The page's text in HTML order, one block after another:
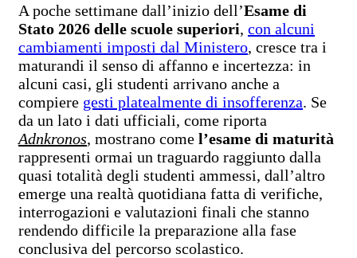
A poche settimane dall’inizio dell’Esame di
Stato 2026 delle scuole superiori, con alcuni
cambiamenti imposti dal Ministero, cresce tra i
maturandi il senso di affanno e incertezza: in
alcuni casi, gli studenti arrivano anche a
compiere gesti platealmente di insofferenza. Se
da un lato i dati ufficiali, come riporta
Adnkronos, mostrano come l’esame di maturità
rappresenti ormai un traguardo raggiunto dalla
quasi totalità degli studenti ammessi, dall’altro
emerge una realtà quotidiana fatta di verifiche,
interrogazioni e valutazioni finali che stanno
rendendo difficile la preparazione alla fase
conclusiva del percorso scolastico.